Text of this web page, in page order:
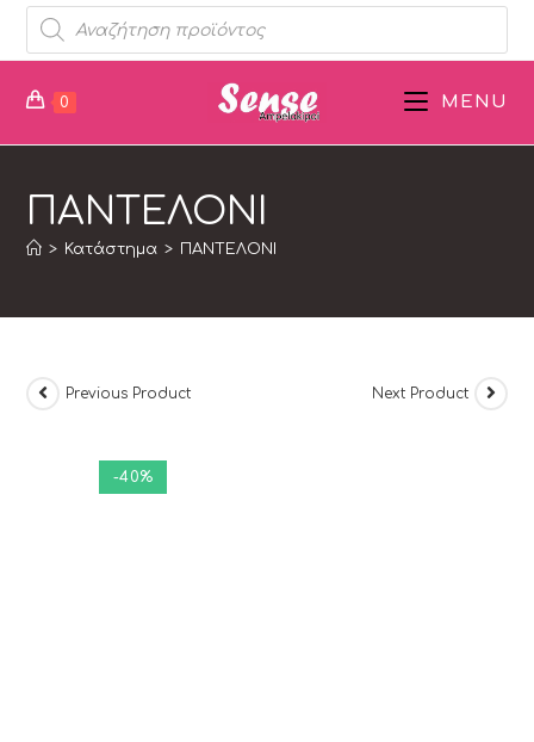
0 MENU
ΠΑΝΤΕΛΟΝΙ
> Κατάστημα > ΠΑΝΤΕΛΟΝΙ
-40%
Previous Product Next Product